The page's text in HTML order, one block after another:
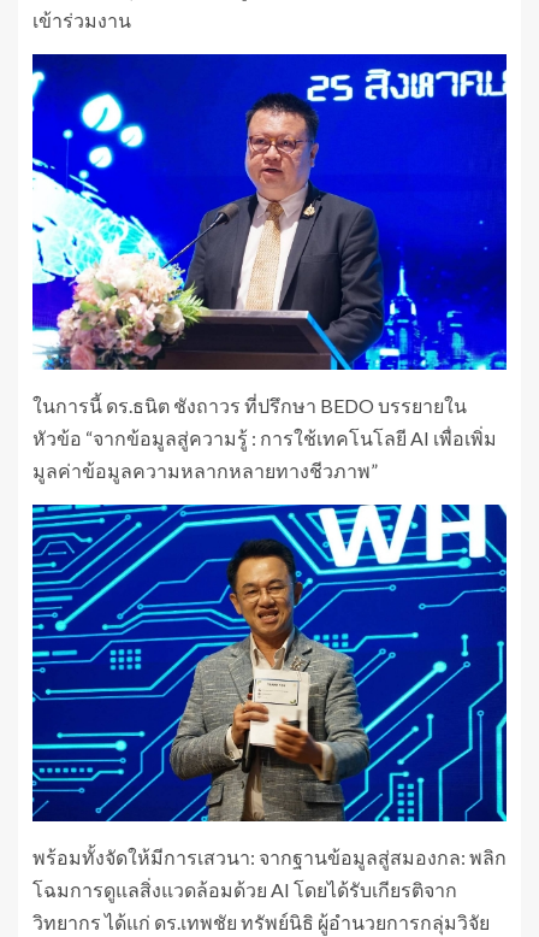
เข้าร่วมงาน
ในการนี้ ดร.ธนิต ชังถาวร ที่ปรึกษา BEDO บรรยายใน
หัวข้อ “จากข้อมูลสู่ความรู้ : การใช้เทคโนโลยี AI เพื่อเพิ่ม
มูลค่าข้อมูลความหลากหลายทางชีวภาพ”
พร้อมทั้งจัดให้มีการเสวนา: จากฐานข้อมูลสู่สมองกล: พลิก
โฉมการดูแลสิ่งแวดล้อมด้วย AI โดยได้รับเกียรติจาก
วิทยากร ได้แก่ ดร.เทพชัย ทรัพย์นิธิ ผู้อำนวยการกลุ่มวิจัย